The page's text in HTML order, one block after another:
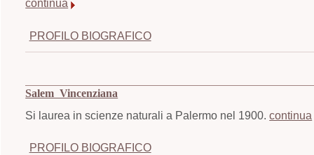
continua
PROFILO BIOGRAFICO
Salem Vincenziana
Si laurea in scienze naturali a Palermo nel 1900.continua
PROFILO BIOGRAFICO